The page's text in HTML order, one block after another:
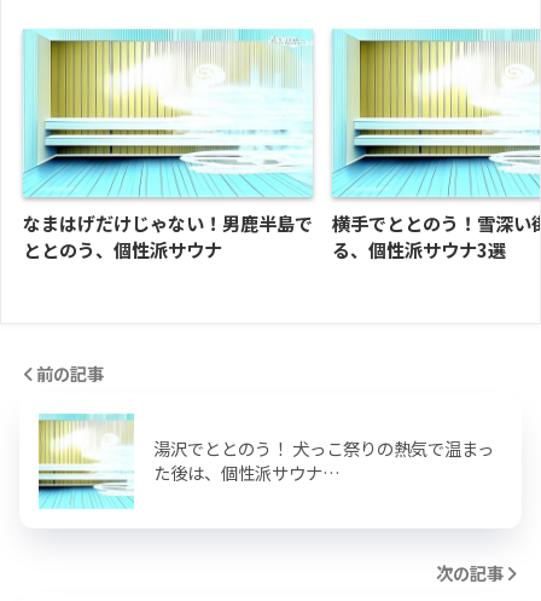
なまはげだけじゃない！男鹿半島で
ととのう、個性派サウナ
横手でととのう！雪深い
る、個性派サウナ3選
前の記事
湯沢でととのう！ 犬っこ祭りの熱気で温まっ
た後は、個性派サウナ…
次の記事